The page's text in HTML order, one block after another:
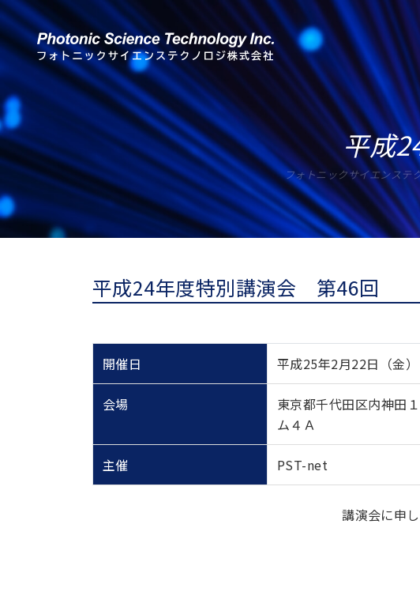
平成
フォトニックサイエンステ
平成24年度特別講演会 第46回
開催日 平成25年2月22日（金）
会場
東京都千代田区内神田
ム４Ａ
主催 PST-net
講演会に申